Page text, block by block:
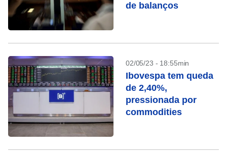
de balanços
02/05/23 - 18:55min
Ibovespa tem queda
de 2,40%,
pressionada por
commodities